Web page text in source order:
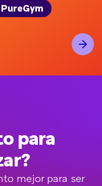
PureGym
para
mejor para ser